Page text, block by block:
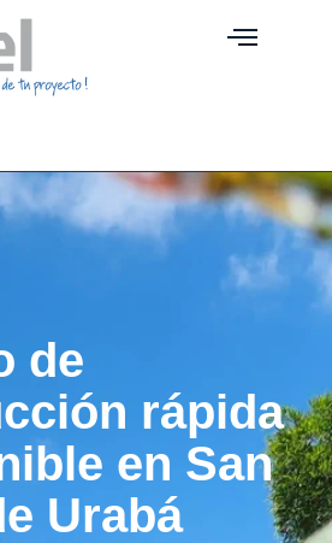
de
rápida
en San
Urabá